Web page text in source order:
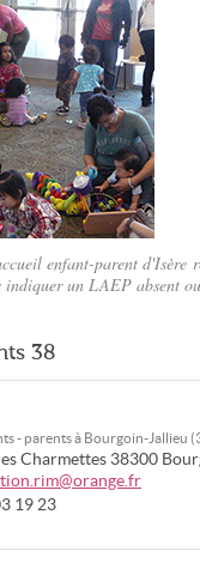
Library/CC-by-sa)
enfant-parent
un LAEP absent
38
- parents à Bourgoin-Jallieu
Charmettes 38300
19 23